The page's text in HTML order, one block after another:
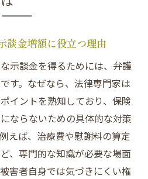
談金増額に役立つ理由
示談金を得るためには、弁護
す。なぜなら、法律専門家は
イントを熟知しており、保険
ならないための具体的な対策
えば、治療費や慰謝料の算定
、専門的な知識が必要な場面
害者自身では気づきにくい権